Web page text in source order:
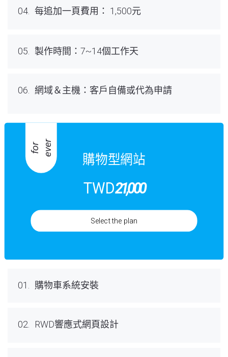
04. 每追加一頁費用： 1,500元
05. 製作時間：7~14個工作天
06. 網域＆主機：客戶自備或代為申請
購物型網站
TWD21,000
Select the plan
f
o
r
e
v
e r
01. 購物車系統安裝
02. RWD響應式網頁設計